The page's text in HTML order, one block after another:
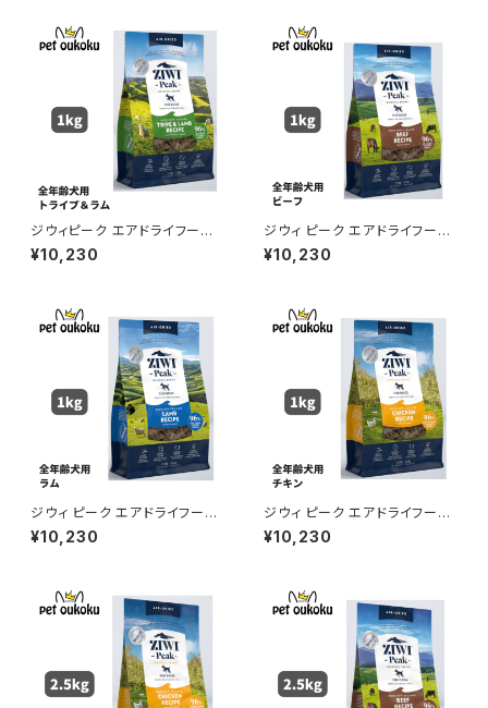
ジウィピーク エアドライフード
トライプ＆ラム 1kg 正規品 942
1016594023
¥10,230
ジウィ ピーク エアドライフード
ビーフ 1kg 正規品 94210165
93170
¥10,230
ジウィ ピーク エアドライフード
ラム 1kg 正規品 9421016590
599
¥10,230
ジウィ ピーク エアドライフード
チキン レシピ 犬用 1kg 正規品
9421016594801
¥10,230